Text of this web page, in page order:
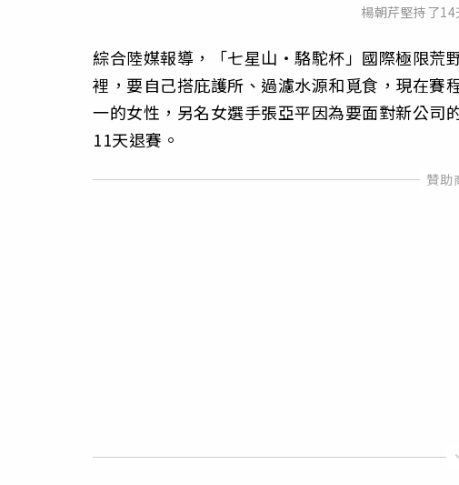
楊朝芹堅持了14
綜合陸媒報導，「七星山・駱駝杯」國際極限荒
裡，要自己搭庇護所、過濾水源和覓食，現在賽
一的女性，另名女選手張亞平因為要面對新公司
11天退賽。